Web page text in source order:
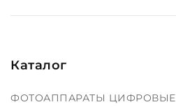
Каталог
ФОТОАППАРАТЫ ЦИФРОВЫЕ